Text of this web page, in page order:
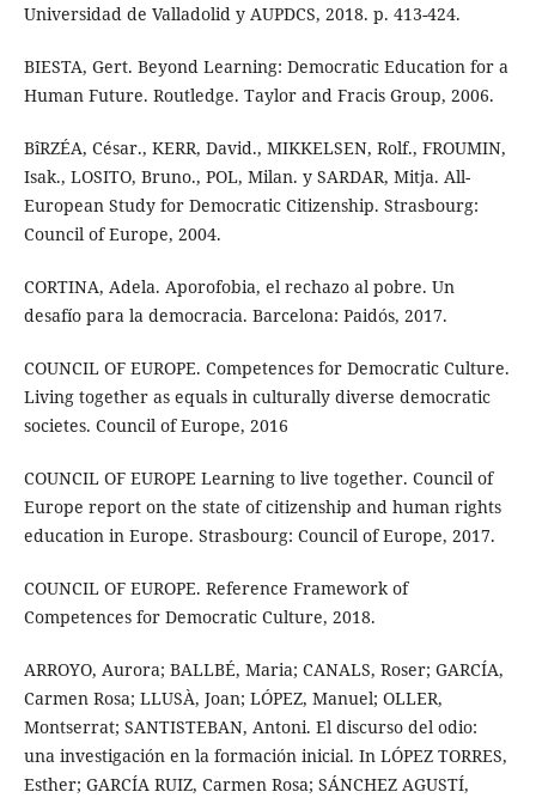
Universidad de Valladolid y AUPDCS, 2018. p. 413-424.
BIESTA, Gert. Beyond Learning: Democratic Education for a
Human Future. Routledge. Taylor and Fracis Group, 2006.
BîRZÉA, César., KERR, David., MIKKELSEN, Rolf., FROUMIN,
Isak., LOSITO, Bruno., POL, Milan. y SARDAR, Mitja. All-
European Study for Democratic Citizenship. Strasbourg:
Council of Europe, 2004.
CORTINA, Adela. Aporofobia, el rechazo al pobre. Un
desafío para la democracia. Barcelona: Paidós, 2017.
COUNCIL OF EUROPE. Competences for Democratic Culture.
Living together as equals in culturally diverse democratic
societes. Council of Europe, 2016
COUNCIL OF EUROPE Learning to live together. Council of
Europe report on the state of citizenship and human rights
education in Europe. Strasbourg: Council of Europe, 2017.
COUNCIL OF EUROPE. Reference Framework of
Competences for Democratic Culture, 2018.
ARROYO, Aurora; BALLBÉ, Maria; CANALS, Roser; GARCÍA,
Carmen Rosa; LLUSÀ, Joan; LÓPEZ, Manuel; OLLER,
Montserrat; SANTISTEBAN, Antoni. El discurso del odio:
una investigación en la formación inicial. In LÓPEZ TORRES,
Esther; GARCÍA RUIZ, Carmen Rosa; SÁNCHEZ AGUSTÍ,